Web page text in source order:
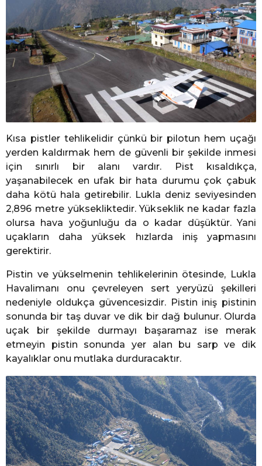
Kısa pistler tehlikelidir çünkü bir pilotun hem uçağı
yerden kaldırmak hem de güvenli bir şekilde inmesi
için sınırlı bir alanı vardır. Pist kısaldıkça,
yaşanabilecek en ufak bir hata durumu çok çabuk
daha kötü hala getirebilir. Lukla deniz seviyesinden
2,896 metre yüksekliktedir. Yükseklik ne kadar fazla
olursa hava yoğunluğu da o kadar düşüktür. Yani
uçakların daha yüksek hızlarda iniş yapmasını
gerektirir.
Pistin ve yükselmenin tehlikelerinin ötesinde, Lukla
Havalimanı onu çevreleyen sert yeryüzü şekilleri
nedeniyle oldukça güvencesizdir. Pistin iniş pistinin
sonunda bir taş duvar ve dik bir dağ bulunur. Olurda
uçak bir şekilde durmayı başaramaz ise merak
etmeyin pistin sonunda yer alan bu sarp ve dik
kayalıklar onu mutlaka durduracaktır.